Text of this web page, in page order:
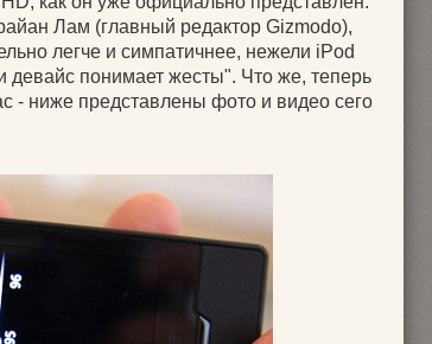
Лам (главный редактор Gizmodo),
легче и симпатичнее, нежели iPod
девайс понимает жесты". Что же, теперь
- ниже представлены фото и видео сего